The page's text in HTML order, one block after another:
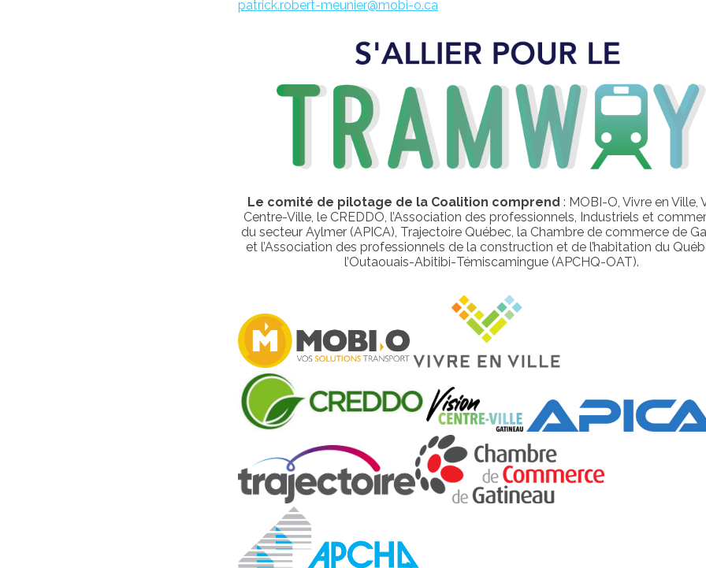
patrick.robert-meunier@mobi-o.ca
Le comité de pilotage de la Coalition comprend : MOBI-O, Vivre en Ville,
Centre-Ville, le CREDDO, l’Association des professionnels, Industriels et
du secteur Aylmer (APICA), Trajectoire Québec, la Chambre de commerce de
et l’Association des professionnels de la construction et de l’habitation du
l’Outaouais-Abitibi-Témiscamingue (APCHQ-OAT).